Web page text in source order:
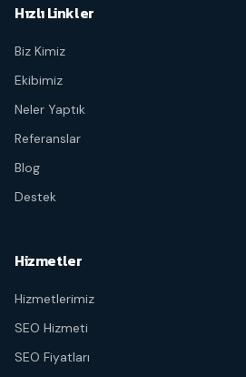
Hızlı Linkler
Biz Kimiz
Ekibimiz
Neler Yaptık
Referanslar
Blog
Destek
Hizmetler
Hizmetlerimiz
SEO Hizmeti
SEO Fiyatları